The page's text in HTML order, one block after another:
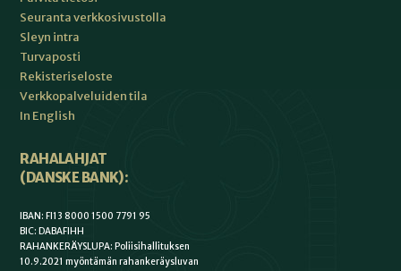
Seuranta verkkosivustolla
Sleyn intra
Turvaposti
Rekisteriseloste
Verkkopalveluiden tila
In English
RAHALAHJAT
(DANSKE BANK):
IBAN: FI13 8000 1500 7791 95
BIC: DABAFIHH
RAHANKERÄYSLUPA: Poliisihallituksen
10.9.2021 myöntämän rahankeräysluvan